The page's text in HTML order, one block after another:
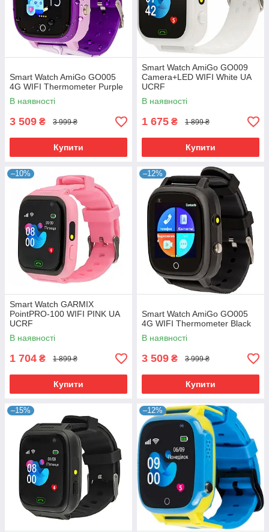
Smart Watch AmiGo GO005
4G WIFI Thermometer Purple
В наявності
3 509 ₴ 3 999 ₴
Купити
Smart Watch AmiGo GO009
Camera+LED WIFI White UA
UCRF
В наявності
1 675 ₴ 1 899 ₴
Купити
–10%
Smart Watch GARMIX
PointPRO-100 WIFI PINK UA
UCRF
В наявності
1 704 ₴ 1 899 ₴
Купити
–12%
Smart Watch AmiGo GO005
4G WIFI Thermometer Black
В наявності
3 509 ₴ 3 999 ₴
Купити
–15% –12%